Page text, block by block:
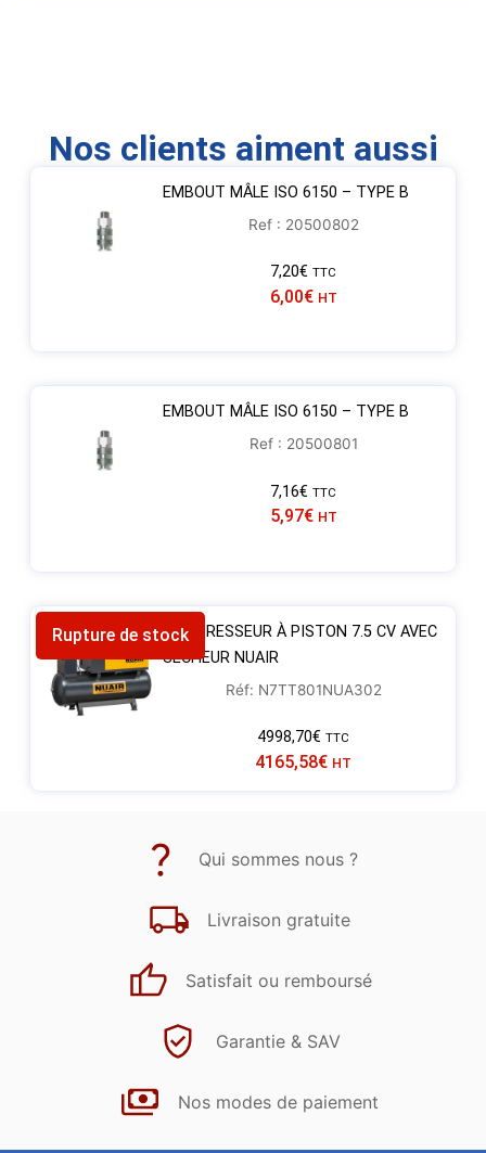
Nos clients aiment aussi
EMBOUT MÂLE ISO 6150 – TYPE B
Ref : 20500802
7,20€ TTC
6,00€ HT
EMBOUT MÂLE ISO 6150 – TYPE B
Ref : 20500801
7,16€ TTC
5,97€ HT
Rupture de stockCOMPRESSEUR À PISTON 7.5 CV AVEC
SÉCHEUR NUAIR
Réf: N7TT801NUA302
4998,70€ TTC
4165,58€ HT
Qui sommes nous ?
Livraison gratuite
Satisfait ou remboursé
Garantie & SAV
Nos modes de paiement